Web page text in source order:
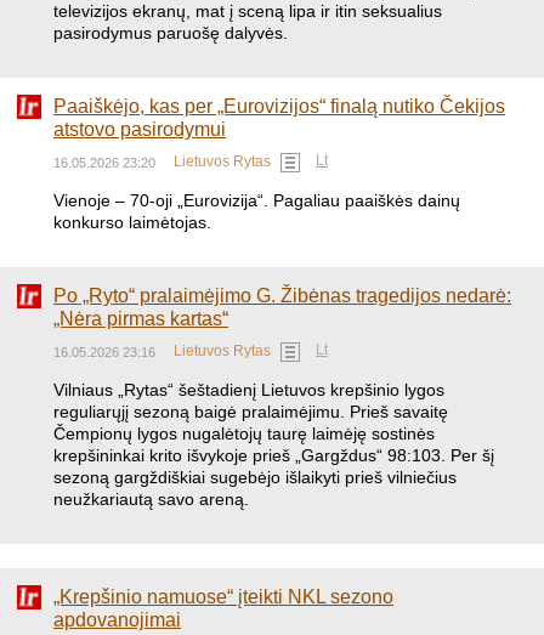
televizijos ekranų, mat į sceną lipa ir itin seksualius
pasirodymus paruošę dalyvės.
Paaiškėjo, kas per „Eurovizijos“ finalą nutiko Čekijos
atstovo pasirodymui
16.05.2026 23:20 Lietuvos Rytas Lt
Vienoje – 70-oji „Eurovizija“. Pagaliau paaiškės dainų
konkurso laimėtojas.
Po „Ryto“ pralaimėjimo G. Žibėnas tragedijos nedarė:
„Nėra pirmas kartas“
16.05.2026 23:16 Lietuvos Rytas Lt
Vilniaus „Rytas“ šeštadienį Lietuvos krepšinio lygos
reguliarųjį sezoną baigė pralaimėjimu. Prieš savaitę
Čempionų lygos nugalėtojų taurę laimėję sostinės
krepšininkai krito išvykoje prieš „Gargždus“ 98:103. Per šį
sezoną gargždiškiai sugebėjo išlaikyti prieš vilniečius
neužkariautą savo areną.
„Krepšinio namuose“ įteikti NKL sezono
apdovanojimai